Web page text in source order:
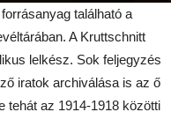
található a
A Kruttschnitt
lelkész. Sok feljegyzés
iratok archiválása is az ő
tehát az 1914-1918 közötti